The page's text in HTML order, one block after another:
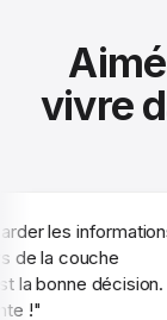
vivre
les informations
couche
décision.